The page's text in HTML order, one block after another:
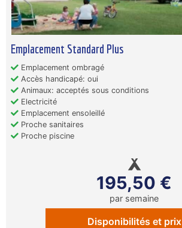
Emplacement Standard Plus
Emplacement ombragé
Accès handicapé: oui
Animaux: acceptés sous conditions
Electricité
Emplacement ensoleillé
Proche sanitaires
Proche piscine
195,50 €
par semaine
Disponibilités et prix